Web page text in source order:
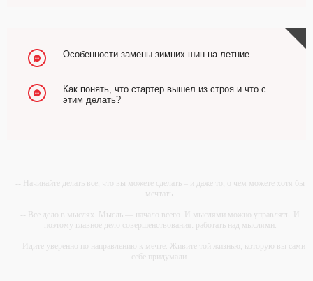
Особенности замены зимних шин на летние
Как понять, что стартер вышел из строя и что с
этим делать?
-- Начинайте делать все, что вы можете сделать – и даже то, о чем можете хотя бы
мечтать.
-- Все дело в мыслях. Мысль — начало всего. И мыслями можно управлять. И
поэтому главное дело совершенствования: работать над мыслями.
-- Идите уверенно по направлению к мечте. Живите той жизнью, которую вы сами
себе придумали.